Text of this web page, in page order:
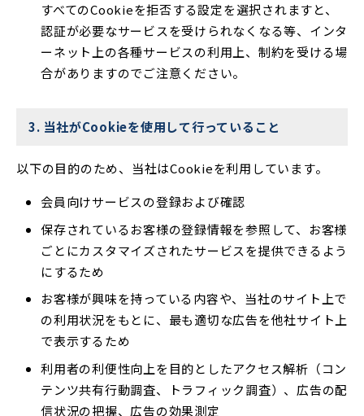
すべてのCookieを拒否する設定を選択されますと、
認証が必要なサービスを受けられなくなる等、インタ
ーネット上の各種サービスの利用上、制約を受ける場
合がありますのでご注意ください。
3. 当社がCookieを使用して行っていること
以下の目的のため、当社はCookieを利用しています。
会員向けサービスの登録および確認
保存されているお客様の登録情報を参照して、お客様
ごとにカスタマイズされたサービスを提供できるよう
にするため
お客様が興味を持っている内容や、当社のサイト上で
の利用状況をもとに、最も適切な広告を他社サイト上
で表示するため
利用者の利便性向上を目的としたアクセス解析（コン
テンツ共有行動調査、トラフィック調査）、広告の配
信状況の把握、広告の効果測定